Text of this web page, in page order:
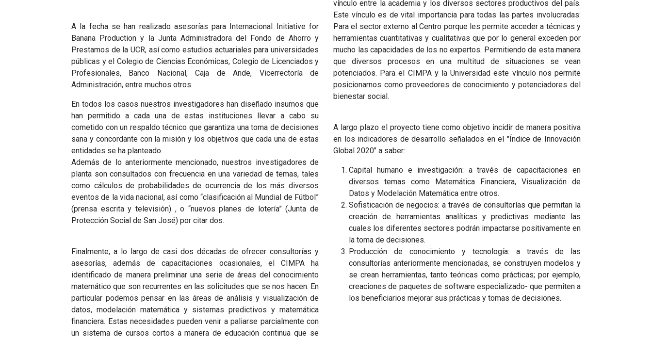
A la fecha se han realizado asesorías para Internacional Initiative for
Banana Production y la Junta Administradora del Fondo de Ahorro y
Prestamos de la UCR, así como estudios actuariales para universidades
públicas y el Colegio de Ciencias Económicas, Colegio de Licenciados y
Profesionales, Banco Nacional, Caja de Ande, Vicerrectoría de
Administración, entre muchos otros.
En todos los casos nuestros investigadores han diseñado insumos que
han permitido a cada una de estas instituciones llevar a cabo su
cometido con un respaldo técnico que garantiza una toma de decisiones
sana y concordante con la misión y los objetivos que cada una de estas
entidades se ha planteado.
Además de lo anteriormente mencionado, nuestros investigadores de
planta son consultados con frecuencia en una variedad de temas, tales
como cálculos de probabilidades de ocurrencia de los más diversos
eventos de la vida nacional, así como “clasificación al Mundial de Fútbol”
(prensa escrita y televisión) , o “nuevos planes de lotería” (Junta de
Protección Social de San José) por citar dos.
Finalmente, a lo largo de casi dos décadas de ofrecer consultorías y
asesorías, además de capacitaciones ocasionales, el CIMPA ha
identificado de manera preliminar una serie de áreas del conocimiento
matemático que son recurrentes en las solicitudes que se nos hacen. En
particular podemos pensar en las áreas de análisis y visualización de
datos, modelación matemática y sistemas predictivos y matemática
financiera. Estas necesidades pueden venir a paliarse parcialmente con
un sistema de cursos cortos a manera de educación continua que se
vínculo entre la academia y los diversos sectores productivos del país.
Este vínculo es de vital importancia para todas las partes involucradas:
Para el sector externo al Centro porque les permite acceder a técnicas y
herramientas cuantitativas y cualitativas que por lo general exceden por
mucho las capacidades de los no expertos. Permitiendo de esta manera
que diversos procesos en una multitud de situaciones se vean
potenciados. Para el CIMPA y la Universidad este vínculo nos permite
posicionarnos como proveedores de conocimiento y potenciadores del
bienestar social.
A largo plazo el proyecto tiene como objetivo incidir de manera positiva
en los indicadores de desarrollo señalados en el "Índice de Innovación
Global 2020" a saber:
Capital humano e investigación: a través de capacitaciones en
diversos temas como Matemática Financiera, Visualización de
Datos y Modelación Matemática entre otros.
Sofisticación de negocios: a través de consultorías que permitan la
creación de herramientas analíticas y predictivas mediante las
cuales los diferentes sectores podrán impactarse positivamente en
la toma de decisiones.
Producción de conocimiento y tecnología: a través de las
consultorías anteriormente mencionadas, se construyen modelos y
se crean herramientas, tanto teóricas como prácticas; por ejemplo,
creaciones de paquetes de software especializado- que permiten a
los beneficiarios mejorar sus prácticas y tomas de decisiones.